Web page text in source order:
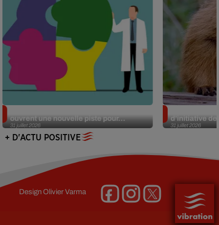
31 juillet 2026
ouvrent une nouvelle piste pour...
31 juillet 2026
d’initiative
+ D'ACTU POSITIVE
DesignOlivier Varma